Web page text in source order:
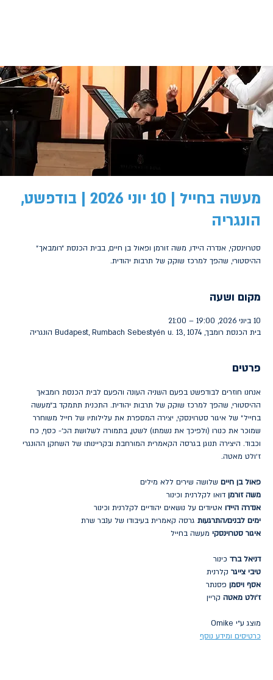
מעשה בחייל | 10 יוני 2026 | בודפשט,
הונגריה
סטרוינסקי, אנדרה היידו, משה זורמן ופאול בן חיים, בבית הכנסת ״רומבאך״
ההיסטורי, שהפך למרכז שוקק של תרבות יהודית.
מקום ושעה
10 ביוני 2026, 19:00 – 21:00
בית הכנסת רומבך, Budapest, Rumbach Sebestyén u. 13, 1074 הונגריה
פרטים
אנחנו חוזרים לבודפשט בפעם השניה העונה והפעם לבית הכנסת רומבאך
ההיסטורי, שהפך למרכז שוקק של תרבות יהודית. התכנית תתמקד ב״מעשה
בחייל״ של איגור סטרוינסקי, יצירה המספרת את עלילותיו של חייל משוחרר
שמוכר את כנורו (ולפיכך את נשמתו) לשטן, בתמורה לשלושת הכ׳- כסף, כח
וכבוד. היצירה תנוגן בגרסה הקאמרית המורחבת ובקריינותו של השחקן ההונגרי
ז׳ולט מאטה.
פאול בן חיים שלושה שירים ללא מילים
משה זורמן דואו לקלרנית וכינור
אנדרה היידו אטיודים על נושאים יהודיים לקלרנית וכינור
ימים לבנים/התרגעות גרסה קאמרית בעיבודו של ענבר שרת
איגור סטרוינסקי מעשה בחייל
דניאל ברד כינור
טיבי צייגר קלרנית
אסף ויסמן פסנתר
ז׳ולט מאטה קריין
מוצג ע״י Omike
כרטיסים ומידע נוסף